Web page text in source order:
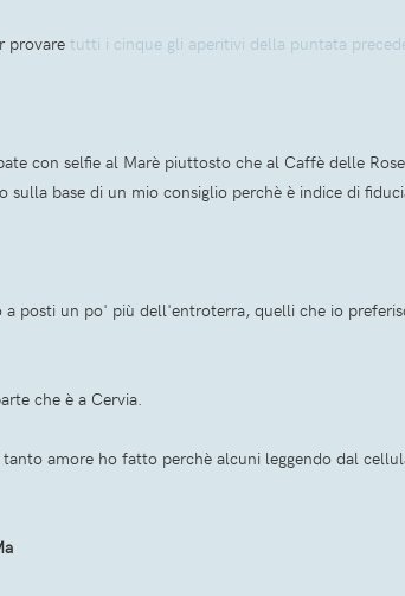
provare tutti i cinque gli aperitivi della puntata
con selfie al Marè piuttosto che al Caffè delle
sulla base di un mio consiglio perchè è indice di
a posti un po' più dell'entroterra, quelli che io
che è a Cervia.
amore ho fatto perchè alcuni leggendo dal